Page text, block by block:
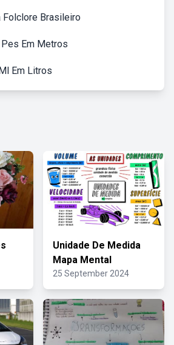
Folclore Brasileiro
Em Metros
Em Litros
Unidade De Medida
Mapa Mental
25 September 2024